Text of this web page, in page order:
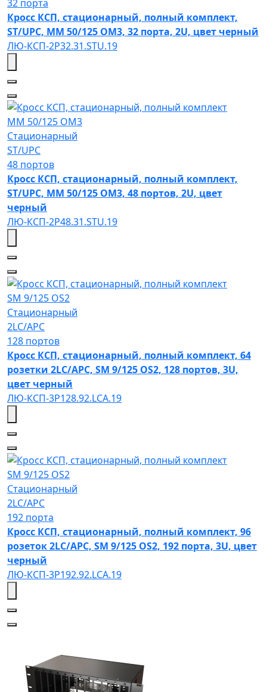
32 порта
Кросс КСП, стационарный, полный комплект,
ST/UPC, MM 50/125 OM3, 32 порта, 2U, цвет черный
ЛЮ-КСП-2Р32.31.STU.19
MM 50/125 OM3
Стационарный
ST/UPC
48 портов
Кросс КСП, стационарный, полный комплект,
ST/UPC, MM 50/125 OM3, 48 портов, 2U, цвет
черный
ЛЮ-КСП-2Р48.31.STU.19
SM 9/125 OS2
Стационарный
2LC/APC
128 портов
Кросс КСП, стационарный, полный комплект, 64
розетки 2LC/APC, SM 9/125 OS2, 128 портов, 3U,
цвет черный
ЛЮ-КСП-3Р128.92.LCA.19
SM 9/125 OS2
Стационарный
2LC/APC
192 порта
Кросс КСП, стационарный, полный комплект, 96
розеток 2LC/APC, SM 9/125 OS2, 192 порта, 3U, цвет
черный
ЛЮ-КСП-3Р192.92.LCA.19